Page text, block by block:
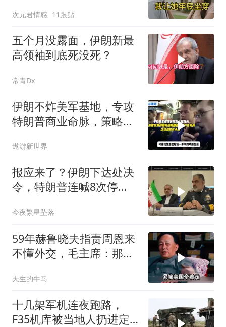
次元君情感 11跟贴
五个月没露面，伊朗新最
高领袖到底死没死？
常青Dx
伊朗不炸美军基地，专攻
特朗普商业命脉，策略高
遨游新世界
报应来了？伊朗下达处决
令，特朗普连喊8次停
今夜繁星坠落
59年赫鲁晓夫指责周恩来
不懂外交，毛主席：那我
天生的牛马
十几架军机连夜跑路，
F35机库被当地人扔进定